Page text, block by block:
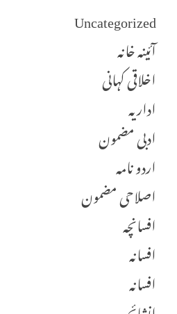
Uncategorized
آئینہ خانہ
اخلاقی کہانی
اداریہ
ادبی مضمون
اردو نامہ
اصلاحی مضمون
افسانچہ
افسانہ
افسانہ